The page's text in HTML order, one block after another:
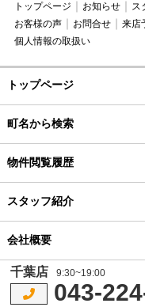
トップページ お知らせ ス
お客様の声
お問合せ 来店
個人情報の取扱い
トップページ
町名から検索
物件閲覧履歴
スタッフ紹介
会社概要
千葉店 9:30~19:00
043-